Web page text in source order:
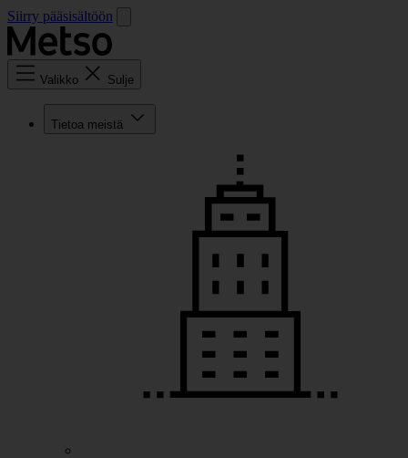
Siirry pääsisältöön
Valikko Sulje
Tietoa meistä